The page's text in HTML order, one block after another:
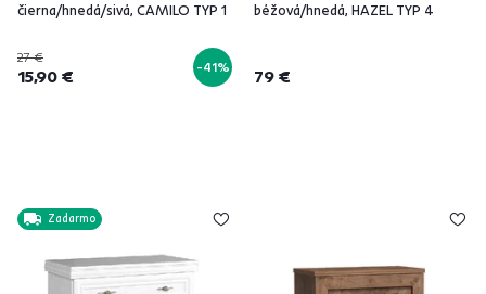
čierna/hnedá/sivá, CAMILO TYP 1
27 €
15,90 € -41%
béžová/hnedá, HAZEL TYP 4
79 €
Zadarmo